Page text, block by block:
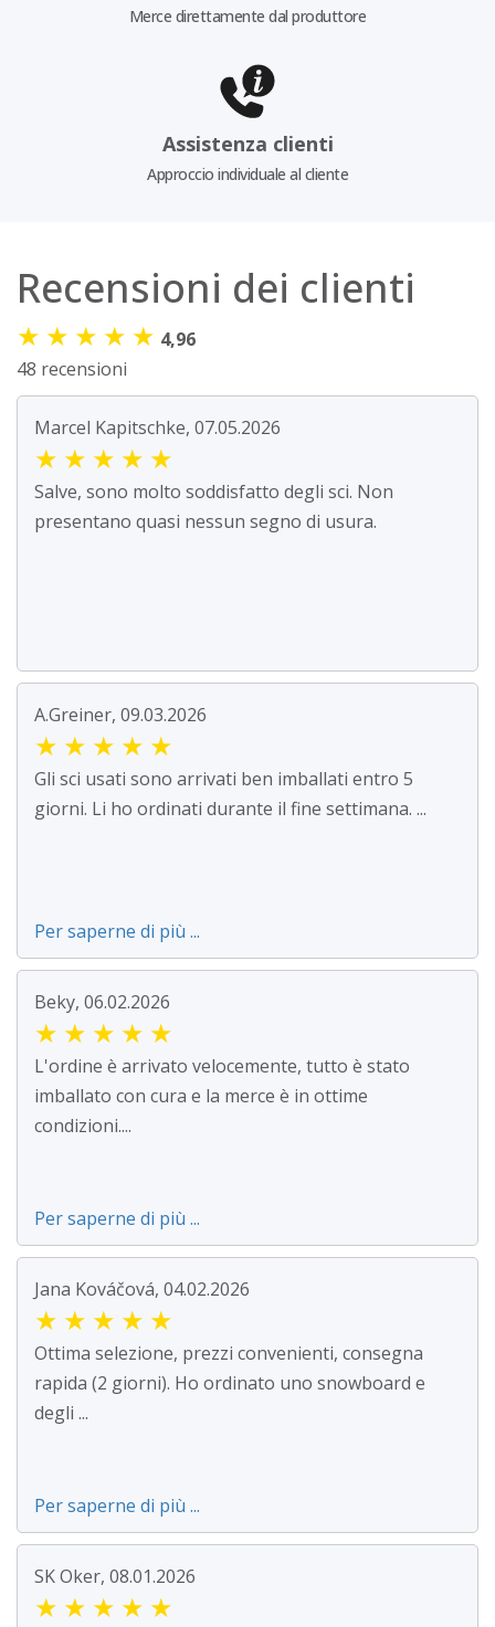
Merce direttamente dal produttore
Assistenza clienti
Approccio individuale al cliente
Recensioni dei clienti
★ ★ ★ ★ ★ 4,96
48 recensioni
Marcel Kapitschke, 07.05.2026
★ ★ ★ ★ ★
Salve, sono molto soddisfatto degli sci. Non
presentano quasi nessun segno di usura.
A.Greiner, 09.03.2026
★ ★ ★ ★ ★
Gli sci usati sono arrivati ben imballati entro 5
giorni. Li ho ordinati durante il fine settimana. ...
Per saperne di più ...
Beky, 06.02.2026
★ ★ ★ ★ ★
L'ordine è arrivato velocemente, tutto è stato
imballato con cura e la merce è in ottime
condizioni....
Per saperne di più ...
Jana Kováčová, 04.02.2026
★ ★ ★ ★ ★
Ottima selezione, prezzi convenienti, consegna
rapida (2 giorni). Ho ordinato uno snowboard e
degli ...
Per saperne di più ...
SK Oker, 08.01.2026
★ ★ ★ ★ ★